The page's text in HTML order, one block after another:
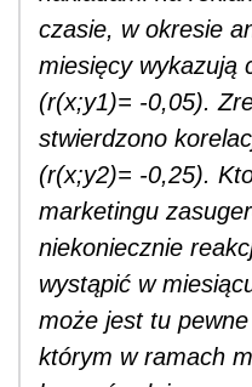
czasie, w okresie
miesięcy wykazują
(r(x;y1)= -0,05).
stwierdzono
(r(x;y2)= -0,25).
marketingu
niekoniecznie
wystąpić w
może jest tu
którym w ramach